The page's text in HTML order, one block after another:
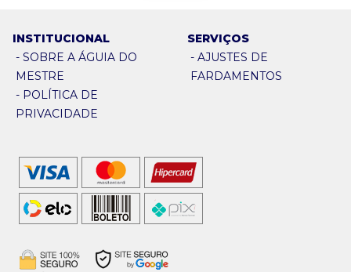
INSTITUCIONAL
- SOBRE A ÁGUIA DO
MESTRE
- POLÍTICA DE
PRIVACIDADE
SERVIÇOS
- AJUSTES DE
FARDAMENTOS